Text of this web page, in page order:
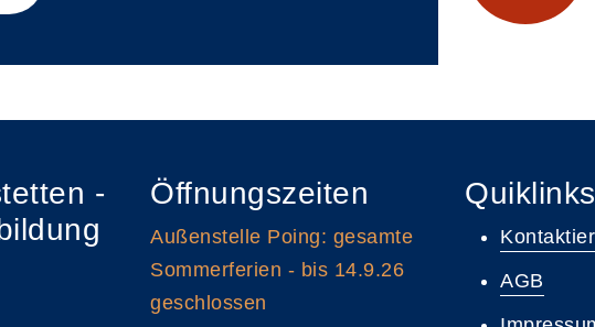
-
Öffnungszeiten
Außenstelle Poing: gesamte
Sommerferien - bis 14.9.26
geschlossen
Quiklinks
AGB